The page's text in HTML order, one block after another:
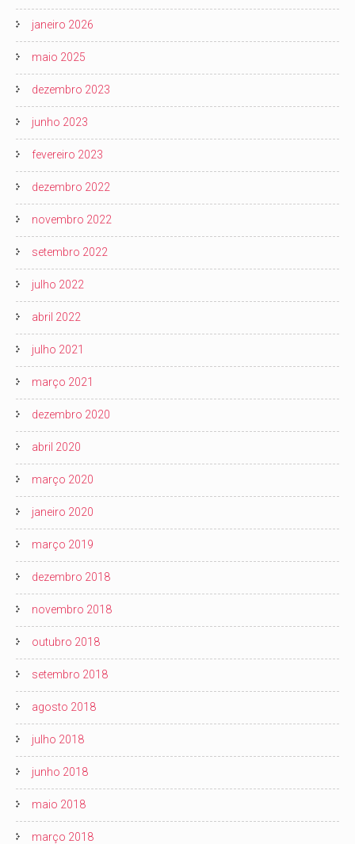
janeiro 2026
maio 2025
dezembro 2023
junho 2023
fevereiro 2023
dezembro 2022
novembro 2022
setembro 2022
julho 2022
abril 2022
julho 2021
março 2021
dezembro 2020
abril 2020
março 2020
janeiro 2020
março 2019
dezembro 2018
novembro 2018
outubro 2018
setembro 2018
agosto 2018
julho 2018
junho 2018
maio 2018
março 2018